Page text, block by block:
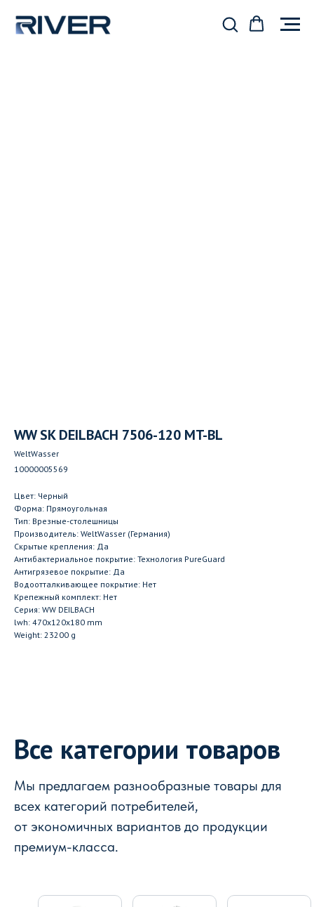
WW SK DEILBACH 7506-120 MT-BL
WeltWasser
10000005569
Цвет: Черный
Форма: Прямоугольная
Тип: Врезные-столешницы
Производитель: WeltWasser (Германия)
Скрытые крепления: Да
Антибактериальное покрытие: Технология PureGuard
Антигрязевое покрытие: Да
Водоотталкивающее покрытие: Нет
Крепежный комплект: Нет
Серия: WW DEILBACH
lwh: 470x120x180 mm
Weight: 23200 g
Все категории товаров
Мы предлагаем разнообразные товары для
всех категорий потребителей,
от экономичных вариантов до продукции
премиум-класса.